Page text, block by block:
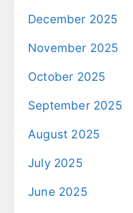
December 2025
November 2025
October 2025
September 2025
August 2025
July 2025
June 2025